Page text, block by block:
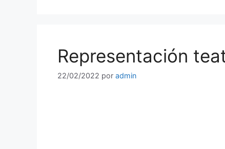
Representación
22/02/2022 por admin